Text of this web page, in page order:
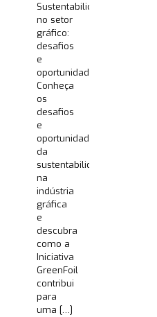
Sustentabilidade
no setor
gráfico:
desafios
e
oportunidades
Conheça
os
desafios
e
oportunidades
da
sustentabilidade
na
indústria
gráfica
e
descubra
como a
Iniciativa
GreenFoil
contribui
para
uma […]